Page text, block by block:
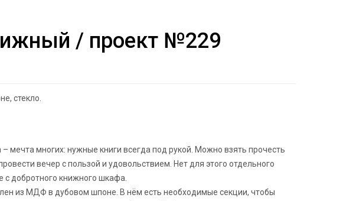
/ проект №229
стекло.
мечта многих: нужные книги всегда под рукой. Можно взять прочесть
вечер с пользой и удовольствием. Нет для этого отдельного
с добротного книжного шкафа.
из МДФ в дубовом шпоне. В нём есть необходимые секции, чтобы